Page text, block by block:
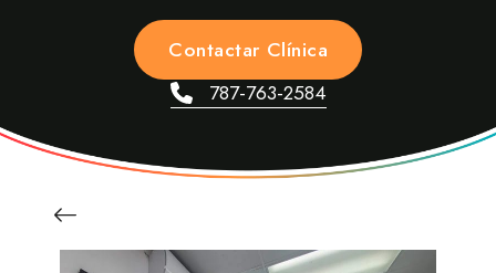
Contactar Clínica
787-763-2584